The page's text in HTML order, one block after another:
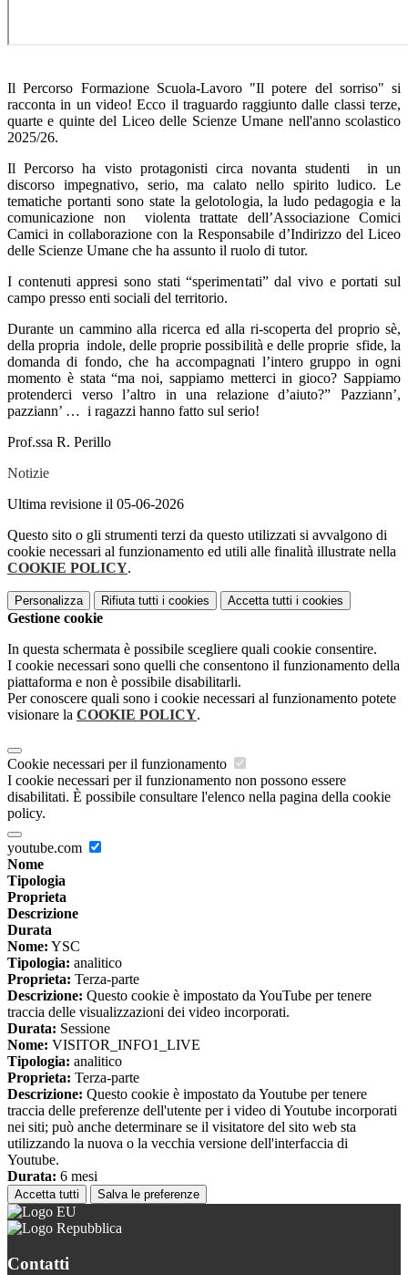
Il Percorso Formazione Scuola-Lavoro "Il potere del sorriso" si
racconta in un video! Ecco il traguardo raggiunto dalle classi terze,
quarte e quinte del Liceo delle Scienze Umane nell'anno scolastico
2025/26.
Il Percorso ha visto protagonisti circa novanta studenti in un
discorso impegnativo, serio, ma calato nello spirito ludico. Le
tematiche portanti sono state la gelotologia, la ludo pedagogia e la
comunicazione non violenta trattate dell’Associazione Comici
Camici in collaborazione con la Responsabile d’Indirizzo del Liceo
delle Scienze Umane che ha assunto il ruolo di tutor.
I contenuti appresi sono stati “sperimentati” dal vivo e portati sul
campo presso enti sociali del territorio.
Durante un cammino alla ricerca ed alla ri-scoperta del proprio sè,
della propria indole, delle proprie possibilità e delle proprie sfide, la
domanda di fondo, che ha accompagnati l’intero gruppo in ogni
momento è stata “ma noi, sappiamo metterci in gioco? Sappiamo
protenderci verso l’altro in una relazione d’aiuto?” Pazziann’,
pazziann’ … i ragazzi hanno fatto sul serio!
Prof.ssa R. Perillo
Notizie
Ultima revisione il 05-06-2026
Questo sito o gli strumenti terzi da questo utilizzati si avvalgono di
cookie necessari al funzionamento ed utili alle finalità illustrate nella
COOKIE POLICY.
Personalizza Rifiuta tutti i cookies Accetta tutti i cookies
Gestione cookie
In questa schermata è possibile scegliere quali cookie consentire.
I cookie necessari sono quelli che consentono il funzionamento della
piattaforma e non è possibile disabilitarli.
Per conoscere quali sono i cookie necessari al funzionamento potete
visionare la COOKIE POLICY.
Cookie necessari per il funzionamento
I cookie necessari per il funzionamento non possono essere
disabilitati. È possibile consultare l'elenco nella pagina della cookie
policy.
youtube.com
Nome
Tipologia
Proprieta
Descrizione
Durata
Nome: YSC
Tipologia: analitico
Proprieta: Terza-parte
Descrizione: Questo cookie è impostato da YouTube per tenere
traccia delle visualizzazioni dei video incorporati.
Durata: Sessione
Nome: VISITOR_INFO1_LIVE
Tipologia: analitico
Proprieta: Terza-parte
Descrizione: Questo cookie è impostato da Youtube per tenere
traccia delle preferenze dell'utente per i video di Youtube incorporati
nei siti; può anche determinare se il visitatore del sito web sta
utilizzando la nuova o la vecchia versione dell'interfaccia di
Youtube.
Durata: 6 mesi
Accetta tutti Salva le preferenze
Contatti